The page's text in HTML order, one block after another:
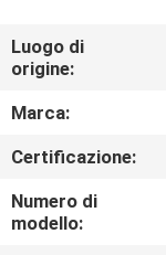
CIRCA
NOI
GIRO
DELLA
FABBRICA
Luogo di
origine:
Marca:
Certificazione:
Numero di
modello: